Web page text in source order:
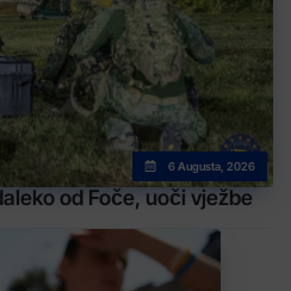
6 Augusta, 2026
od Foče, uoči vježbe